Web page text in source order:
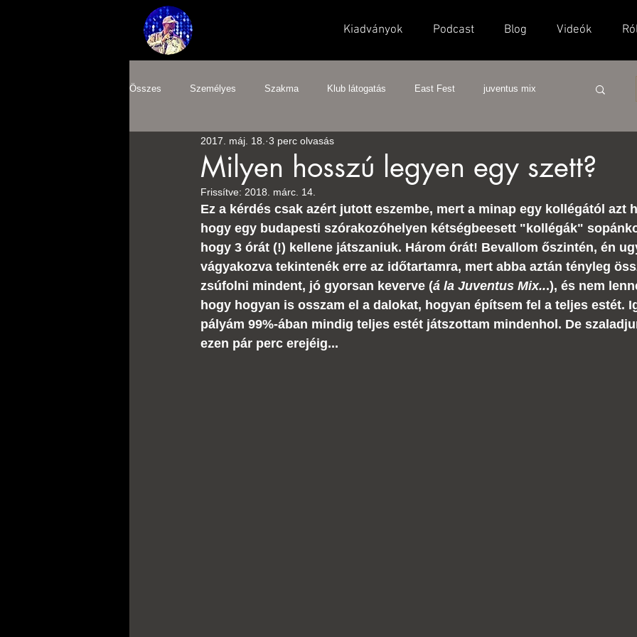
Kiadványok Podcast Blog Videók
Összes Személyes Szakma Klub látogatás East Fest juventus mix
juventus mix 8 nagyember mix
Milyen hosszú legyen egy szett?
2017. máj. 18. 3 perc olvasás
Frissítve: 2018. márc. 14.
Ez a kérdés csak azért jutott eszembe, mert a minap egy kollégától azt
hogy egy budapesti szórakozóhelyen kétségbeesett "kollégák"
hogy 3 órát (!) kellene játszaniuk. Három órát! Bevallom őszintén, én
vágyakozva tekintenék erre az időtartamra, mert abba aztán tényleg
zsúfolni mindent, jó gyorsan keverve (á la Juventus Mix...), és nem
hogy hogyan is osszam el a dalokat, hogyan építsem fel a teljes estét.
pályám 99%-ában mindig teljes estét játszottam mindenhol. De
ezen pár perc erejéig...